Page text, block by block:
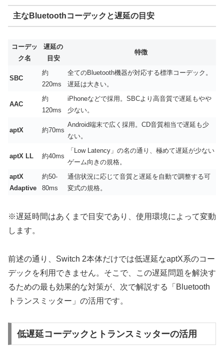
主なBluetoothコーデックと遅延の目安
コーデッ
ク名
遅延の
目安
特徴
SBC
約
220ms
全てのBluetooth機器が対応する標準コーデック。
遅延は大きい。
AAC
約
120ms
iPhoneなどで採用。SBCより高音質で遅延もやや
少ない。
aptX 約70ms
Android端末で広く採用。CD音質相当で遅延も少
ない。
aptX LL 約40ms
「Low Latency」の名の通り、極めて遅延が少ない
ゲーム向きの規格。
aptX
Adaptive
約50-
80ms
通信状況に応じて音質と遅延を自動で調整する可
変式の規格。
※遅延時間はあくまで目安であり、使用環境によって変動
します。
前述の通り、Switch 2本体だけでは低遅延なaptX系のコー
デックを利用できません。そこで、この遅延問題を解決す
るための最も効果的な対策が、 次で解説する「Bluetooth
トランスミッター」の活用 です。
低遅延コーデックとトランスミッターの活用